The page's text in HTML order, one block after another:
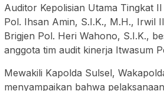
Auditor Kepolisian Utama Tingkat
Pol. Ihsan Amin, S.I.K., M.H., Irwil
Brigjen Pol. Heri Wahono, S.I.K.,
anggota tim audit kinerja Itwasum
Mewakili Kapolda Sulsel,
menyampaikan bahwa